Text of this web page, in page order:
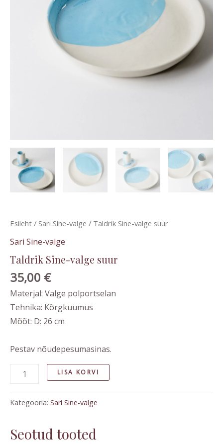
Esileht / Sari Sine-valge / Taldrik Sine-valge suur
Sari Sine-valge
Taldrik Sine-valge suur
35,00 €
Materjal: Valge polportselan
Tehnika: Kõrgkuumus
Mõõt: D: 26 cm
Pestav nõudepesumasinas.
LISA KORVI
Kategooria: Sari Sine-valge
Seotud tooted